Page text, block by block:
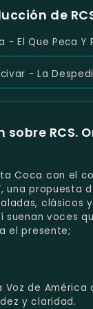
de
- El Que Peca Y
- La
RCS.
Coca con el
una propuesta
clásicos
suenan voces
el presente;
Voz de América
y claridad.